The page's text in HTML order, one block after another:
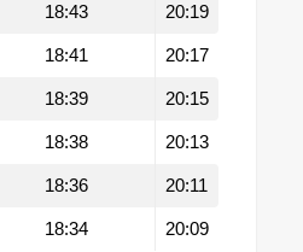
18:43 20:19
18:41 20:17
18:39 20:15
18:38 20:13
18:36 20:11
18:34 20:09